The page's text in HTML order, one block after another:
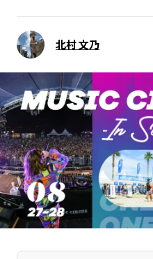
栃木エリア
埼玉エリア
東京23区エリア
神奈川エリア
富山エリア
長野エリア
静岡エリア
三重エリア
京都エリア
北摂エリア
河内エリア
北村 文乃